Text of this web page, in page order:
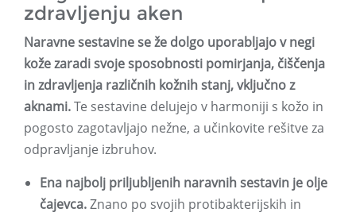
zdravljenju aken
Naravne sestavine se že dolgo uporabljajo v negi
kože zaradi svoje sposobnosti pomirjanja, čiščenja
in zdravljenja različnih kožnih stanj, vključno z
aknami.Te sestavine delujejo v harmoniji s kožo in
pogosto zagotavljajo nežne, a učinkovite rešitve za
odpravljanje izbruhov.
Ena najbolj priljubljenih naravnih sestavin je olje
čajevca.Znano po svojih protibakterijskih in